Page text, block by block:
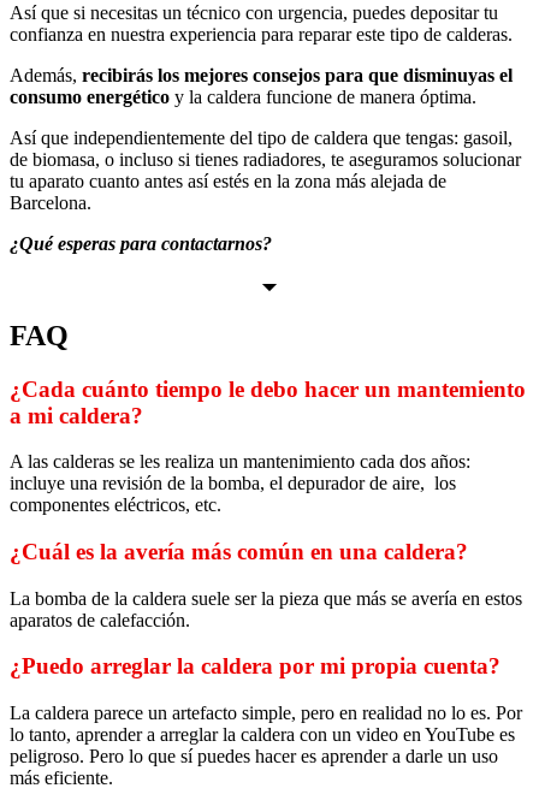
Así que si necesitas un técnico con urgencia, puedes depositar tu
confianza en nuestra experiencia para reparar este tipo de calderas.
Además, recibirás los mejores consejos para que disminuyas el
consumo energético y la caldera funcione de manera óptima.
Así que independientemente del tipo de caldera que tengas: gasoil,
de biomasa, o incluso si tienes radiadores, te aseguramos solucionar
tu aparato cuanto antes así estés en la zona más alejada de
Barcelona.
¿Qué esperas para contactarnos?
FAQ
¿Cada cuánto tiempo le debo hacer un mantemiento
a mi caldera?
A las calderas se les realiza un mantenimiento cada dos años:
incluye una revisión de la bomba, el depurador de aire, los
componentes eléctricos, etc.
¿Cuál es la avería más común en una caldera?
La bomba de la caldera suele ser la pieza que más se avería en estos
aparatos de calefacción.
¿Puedo arreglar la caldera por mi propia cuenta?
La caldera parece un artefacto simple, pero en realidad no lo es. Por
lo tanto, aprender a arreglar la caldera con un video en YouTube es
peligroso. Pero lo que sí puedes hacer es aprender a darle un uso
más eficiente.